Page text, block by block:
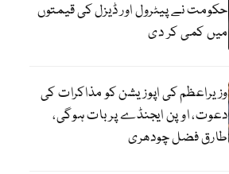
حکومت نے پیٹرول اور ڈیزل کی قیمتوں
میں کمی کر دی
وزیراعظم کی اپوزیشن کو مذاکرات کی
دعوت، اوپن ایجنڈے پر بات ہوگی،
طارق فضل چودھری